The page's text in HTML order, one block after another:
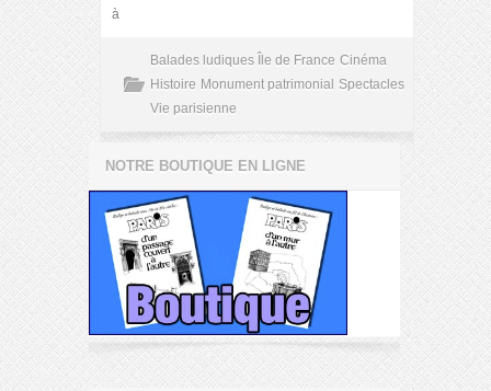
à
Balades ludiques Île de France Cinéma
Histoire Monument patrimonial Spectacles
Vie parisienne
NOTRE BOUTIQUE EN LIGNE